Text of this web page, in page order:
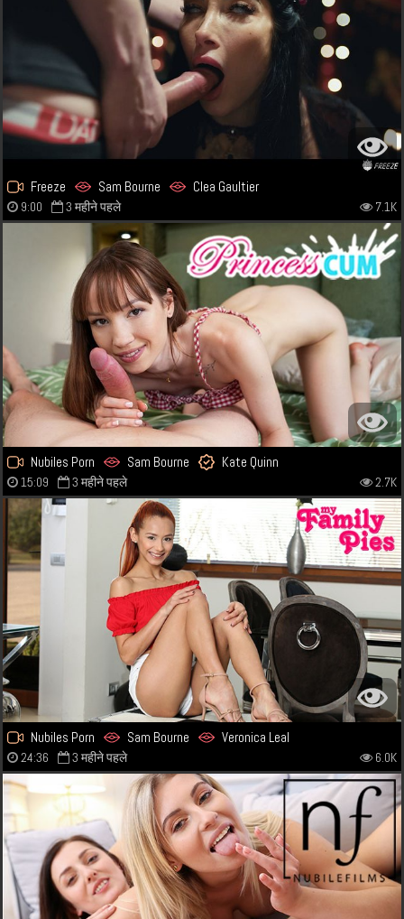
Freeze Sam Bourne Clea Gaultier
9:00 3 महीने पहले 7.1K
Nubiles Porn Sam Bourne Kate Quinn
15:09 3 महीने पहले 2.7K
Nubiles Porn Sam Bourne Veronica Leal
24:36 3 महीने पहले 6.0K